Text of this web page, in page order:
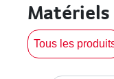
Matériels
Tous les